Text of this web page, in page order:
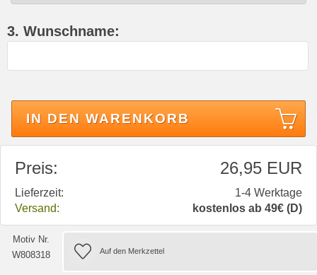
3. Wunschname:
IN DEN WARENKORB
Preis: 26,95 EUR
Lieferzeit:
1-4 Werktage
Versand:
kostenlos ab 49€ (D)
Motiv Nr.
W808318